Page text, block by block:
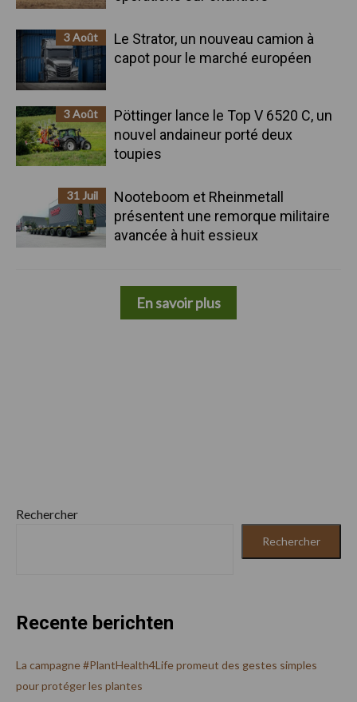
3 Août
Le Strator, un nouveau camion à
capot pour le marché européen
3 Août
Pöttinger lance le Top V 6520 C, un
nouvel andaineur porté deux
toupies
31 Juil
Nooteboom et Rheinmetall
présentent une remorque militaire
avancée à huit essieux
En savoir plus
Rechercher
Rechercher
Recente berichten
La campagne #PlantHealth4Life promeut des gestes simples
pour protéger les plantes